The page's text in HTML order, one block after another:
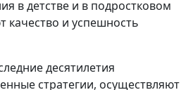
в детстве и в подростковом
качество и успешность
десятилетия
стратегии, осуществляют